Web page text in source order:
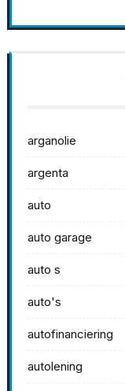
arganolie
argenta
auto
auto garage
auto s
auto's
autofinanciering
autolening